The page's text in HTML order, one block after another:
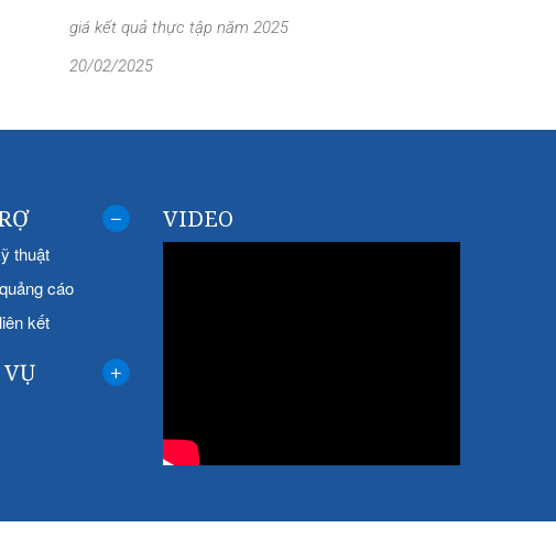
giá kết quả thực tập năm 2025
20/02/2025
thuật
cáo
kết
VIDEO